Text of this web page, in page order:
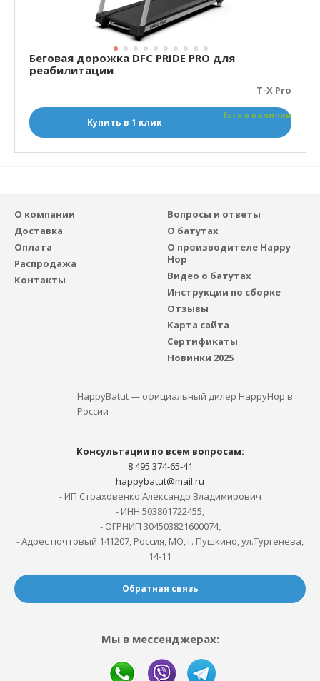
Беговая дорожка DFC PRIDE PRO для
реабилитации
T-X Pro
Есть в наличии
Купить в 1 клик
О компании
Доставка
Оплата
Распродажа
Контакты
Вопросы и ответы
О батутах
О производителе Happy
Hop
Видео о батутах
Инструкции по сборке
Отзывы
Карта сайта
Сертификаты
Новинки 2025
HappyBatut — официальный дилер HappyHop в
России
Консультации по всем вопросам:
8 495 374-65-41
happybatut@mail.ru
- ИП Страховенко Александр Владимирович
- ИНН 503801722455,
- ОГРНИП 304503821600074,
- Адрес почтовый 141207, Россия, МО, г. Пушкино, ул.Тургенева,
14-11
Обратная связь
Мы в мессенджерах: